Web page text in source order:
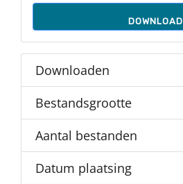
Over Dth
Contact
DOWNLOAD
Downloaden
Bestandsgrootte
Aantal bestanden
Datum plaatsing